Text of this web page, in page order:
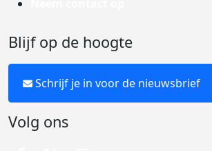
Blijf op de hoogte
Schrijf je in voor de nieuwsbrief
Volg ons